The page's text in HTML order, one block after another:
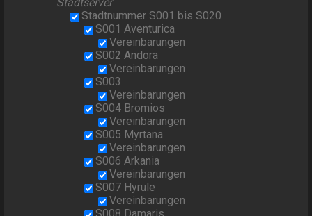
Stadtserver
Stadtnummer S001 bis S020
S001 Aventurica
Vereinbarungen
S002 Andora
Vereinbarungen
S003
Vereinbarungen
S004 Bromios
Vereinbarungen
S005 Myrtana
Vereinbarungen
S006 Arkania
Vereinbarungen
S007 Hyrule
Vereinbarungen